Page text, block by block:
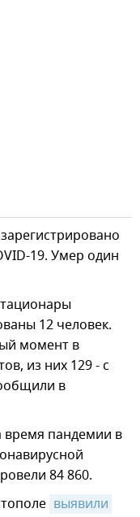
19. Умер один
12 человек.
момент в
из них 129 - с
в
время пандемии в
84 860.
выявили